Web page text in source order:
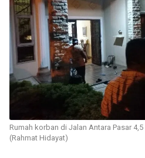
Rumah korban di Jalan Antara Pasar
(Rahmat Hidayat)